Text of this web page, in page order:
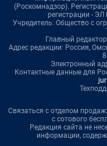
(Роскомнадзор).
регистрации -
Учредитель: Общество с
Главный
Адрес редакции: Россия,
Электронный
Контактные данные для
Связаться с отделом
с сотового
Редакция сайта не
информации,